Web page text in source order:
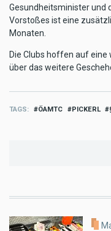
Gesundheitsminister und
Vorstoßes ist eine
Monaten.
Die Clubs hoffen auf
über das weitere
TAGS ÖAMTC PICKERL